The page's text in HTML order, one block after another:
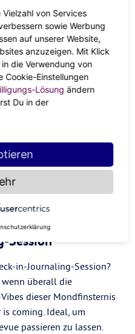
Hauptsache sie
um deinen Goals ein
Festival schlemmen, Spa-
Glitzerpailetten-Kleid
ist nun die ideale Zeit, um
Christmas-Shopping,
Goodies, die auf deiner
zu verwöhnen. Dekadent?
die großen und kleinen
Monats.
Session
in-Journaling-Session?
wenn überall die
dieser Mondfinsternis
coming. Ideal, um
passieren zu lassen.
von Services
sowie Werbung
auf unserer Website,
anzuzeigen. Mit Klick
die Verwendung von
Cookie-Einstellungen
Lösung ändern
Du in der